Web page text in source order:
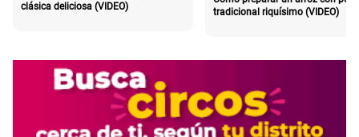
clásica deliciosa (VIDEO)
tradicional riquísimo (VIDEO)